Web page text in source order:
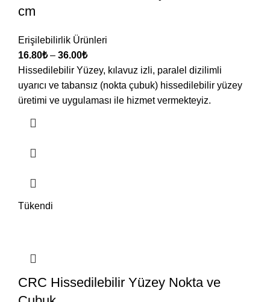
cm
Erişilebilirlik Ürünleri
16.80₺ – 36.00₺
Hissedilebilir Yüzey, kılavuz izli, paralel dizilimli
uyarıcı ve tabansız (nokta çubuk) hissedilebilir yüzey
üretimi ve uygulaması ile hizmet vermekteyiz.
Tükendi
CRC Hissedilebilir Yüzey Nokta ve